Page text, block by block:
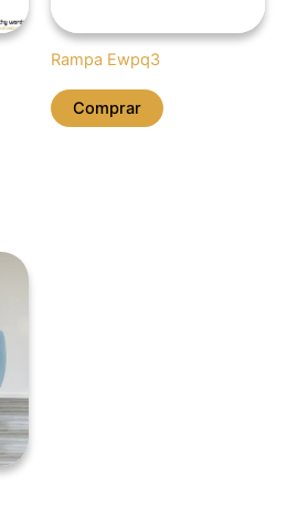
Rampa Ewpq3
Comprar